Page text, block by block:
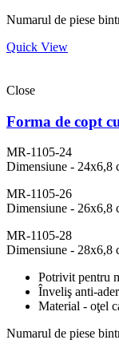
Numarul de piese
Quick View
Close
Forma de copt
MR-1105-24
Dimensiune - 24x6,8
MR-1105-26
Dimensiune - 26x6,8
MR-1105-28
Dimensiune - 28x6,8
Potrivit pentru
Înveliş anti-
Material - oţel
Numarul de piese